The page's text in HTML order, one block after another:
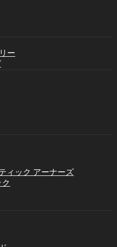
ー
ィック アーナーズ